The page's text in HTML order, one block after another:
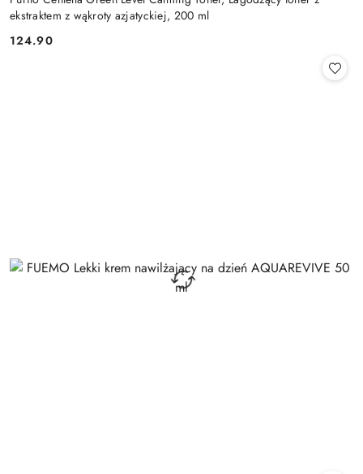
ekstraktem z wąkroty azjatyckiej, 200 ml
Cena:
124.90